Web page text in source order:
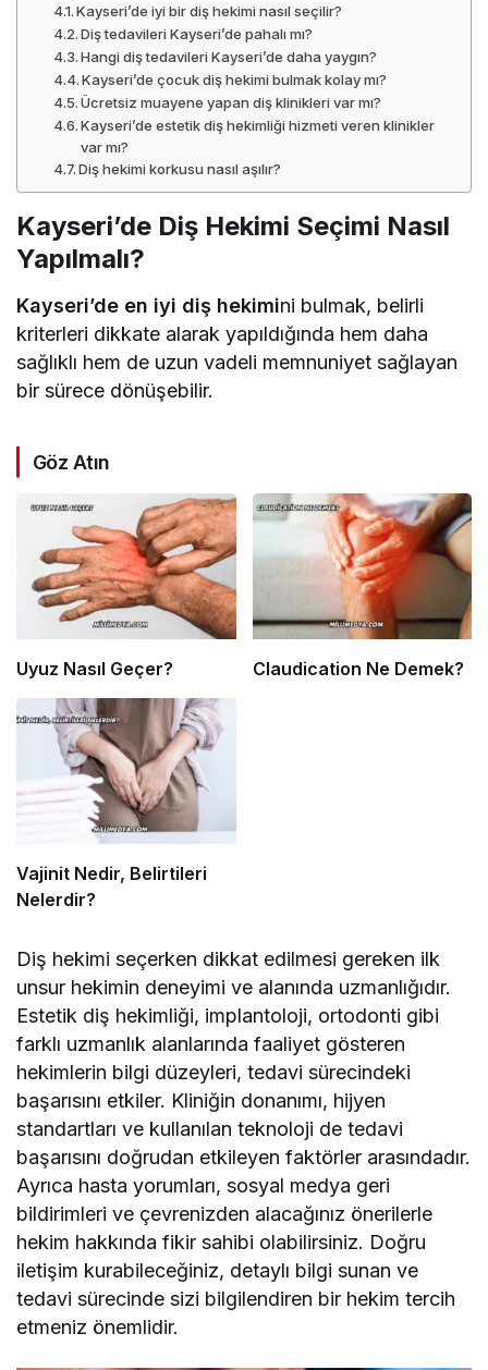
Kayseri’de iyi bir diş hekimi nasıl seçilir?
Diş tedavileri Kayseri’de pahalı mı?
Hangi diş tedavileri Kayseri’de daha yaygın?
Kayseri’de çocuk diş hekimi bulmak kolay mı?
Ücretsiz muayene yapan diş klinikleri var mı?
Kayseri’de estetik diş hekimliği hizmeti veren klinikler
var mı?
Diş hekimi korkusu nasıl aşılır?
Kayseri’de Diş Hekimi Seçimi Nasıl
Yapılmalı?
Kayseri’de en iyi diş hekimini bulmak, belirli
kriterleri dikkate alarak yapıldığında hem daha
sağlıklı hem de uzun vadeli memnuniyet sağlayan
bir sürece dönüşebilir.
Göz Atın
Uyuz Nasıl Geçer? Claudication Ne Demek?
Vajinit Nedir, Belirtileri
Nelerdir?
Diş hekimi seçerken dikkat edilmesi gereken ilk
unsur hekimin deneyimi ve alanında uzmanlığıdır.
Estetik diş hekimliği, implantoloji, ortodonti gibi
farklı uzmanlık alanlarında faaliyet gösteren
hekimlerin bilgi düzeyleri, tedavi sürecindeki
başarısını etkiler. Kliniğin donanımı, hijyen
standartları ve kullanılan teknoloji de tedavi
başarısını doğrudan etkileyen faktörler arasındadır.
Ayrıca hasta yorumları, sosyal medya geri
bildirimleri ve çevrenizden alacağınız önerilerle
hekim hakkında fikir sahibi olabilirsiniz. Doğru
iletişim kurabileceğiniz, detaylı bilgi sunan ve
tedavi sürecinde sizi bilgilendiren bir hekim tercih
etmeniz önemlidir.